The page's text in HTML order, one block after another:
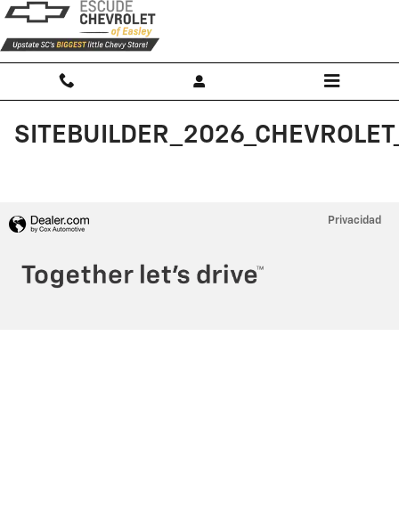
Saltar al contenido principal
Privacidad